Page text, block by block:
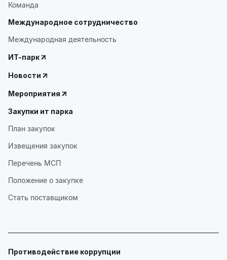
Команда
Международное сотрудничество
Международная деятельность
ИТ-парк
Новости
Мероприятия
Закупки ит парка
План закупок
Извещения закупок
Перечень МСП
Положение о закупке
Стать поставщиком
Противодействие коррупции